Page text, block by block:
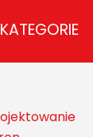
KATEGORIE